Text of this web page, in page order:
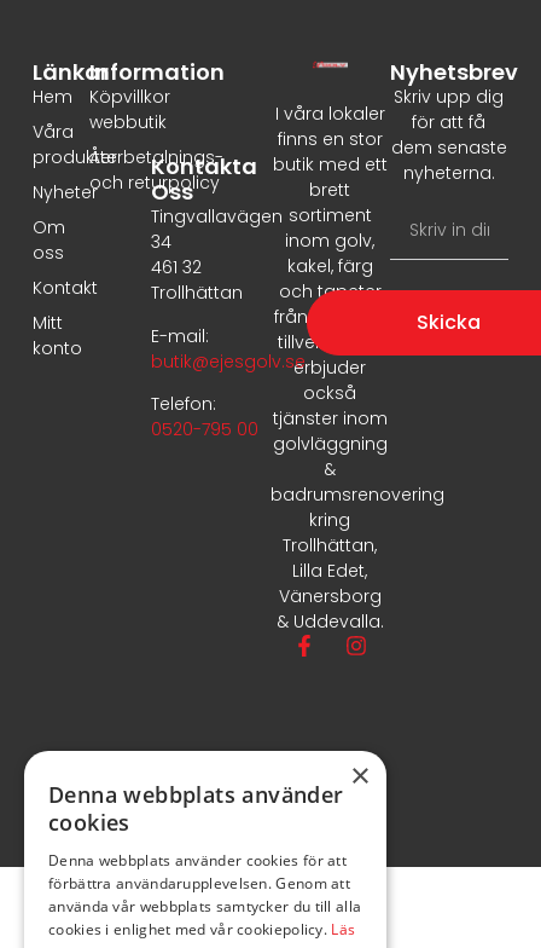
I våra lokaler
finns en stor
butik med ett
brett
sortiment
inom golv,
kakel, färg
och tapeter
från ledande
tillverkare. Vi
erbjuder
också
tjänster inom
golvläggning
&
badrumsrenovering
kring
Trollhättan,
Lilla Edet,
Vänersborg
& Uddevalla.
Information
Köpvillkor
webbutik
Återbetalnings-
och returpolicy
Länkar
Hem
Våra
produkter
Nyheter
Om
oss
Kontakt
Mitt
konto
Kontakta
Oss
Tingvallavägen
34
461 32
Trollhättan
E-mail:
butik@ejesgolv.se
Telefon:
0520-795 00
Nyhetsbrev
Skriv upp dig
för att få
dem senaste
nyheterna.
Skicka
×
Denna webbplats använder
cookies
Denna webbplats använder cookies för att
förbättra användarupplevelsen. Genom att
använda vår webbplats samtycker du till alla
cookies i enlighet med vår cookiepolicy. Läs